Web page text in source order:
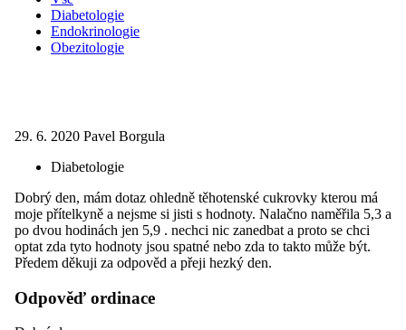
Diabetologie
Endokrinologie
Obezitologie
29. 6. 2020 Pavel Borgula
Diabetologie
Dobrý den, mám dotaz ohledně těhotenské cukrovky kterou má
moje přítelkyně a nejsme si jisti s hodnoty. Nalačno naměřila 5,3 a
po dvou hodinách jen 5,9 . nechci nic zanedbat a proto se chci
optat zda tyto hodnoty jsou spatné nebo zda to takto může být.
Předem děkuji za odpověd a přeji hezký den.
Odpověď ordinace